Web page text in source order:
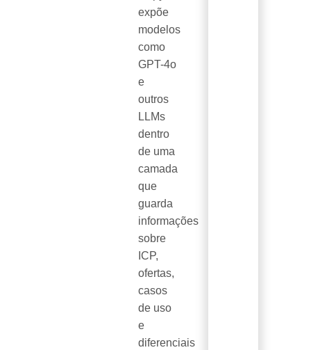
expõe
modelos
como
GPT-4o
e
outros
LLMs
dentro
de uma
camada
que
guarda
informações
sobre
ICP,
ofertas,
casos
de uso
e
diferenciais